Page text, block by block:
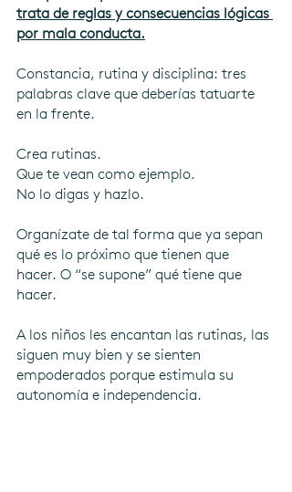
trata de reglas y consecuencias lógicas
por mala conducta.
Constancia, rutina y disciplina: tres
palabras clave que deberías tatuarte
en la frente.
Crea rutinas.
Que te vean como ejemplo.
No lo digas y hazlo.
Organízate de tal forma que ya sepan
qué es lo próximo que tienen que
hacer. O “se supone” qué tiene que
hacer.
A los niños les encantan las rutinas, las
siguen muy bien y se sienten
empoderados porque estimula su
autonomía e independencia.